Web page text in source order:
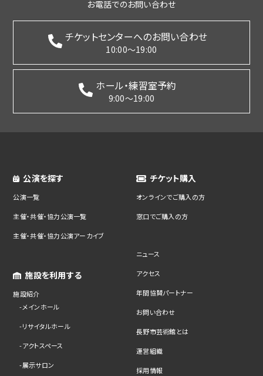
お電話でのお問い合わせ
チケットセンターへのお問い合わせ
10:00～19:00
ホール・練習室予約
9:00～19:00
公演を探す
公演一覧
主催・共催・協力公演一覧
主催・共催・協力公演アーカイブ
施設を利用する
施設紹介
メインホール
リサイタルホール
アクトスペース
展示サロン
チケット購入
オンラインでご購入の方
窓口でご購入の方
ニュース
アクセス
年間協賛パートナー
お問い合わせ
長野市芸術館とは
運営組織
採用情報